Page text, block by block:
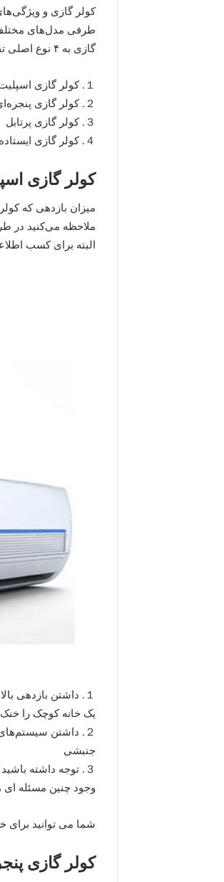
کولر گازی و
طرفی مدل‌های
گازی به ۴ نوع اصلی تقسیم می‌شوند که به بررسی هر ۴ مورد میپردازیم. این ۴ نوع عبارتند از:
１. کولر گازی اسپلیت
２. کولر گازی پنجره‌ای
３. کولر گازی پرتابل
４. کولر گازی ایستاده
کولر گازی
میزان بازدهی که
البته برای کسب
１. داشتن بازدهی
یک خانه کوچک را
２. داشتن
جنبشی
３. توجه داشته
وجود چنین مسئله ‌ای
شما می توانید برای
کولر گازی